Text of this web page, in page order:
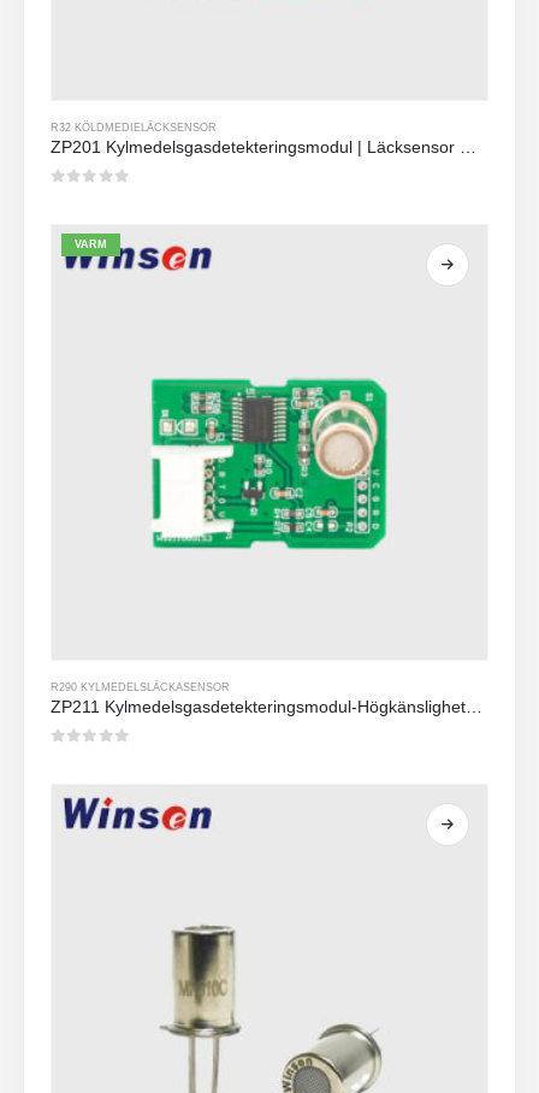
R32 KÖLDMEDIELÄCKSENSOR
ZP201 Kylmedelsgasdetekteringsmodul | Läcksensor med hög känslighet
VARM
R290 KYLMEDELSLÄCKASENSOR
ZP211 Kylmedelsgasdetekteringsmodul-Högkänslighetssensor för kylmedelsläckedetektering